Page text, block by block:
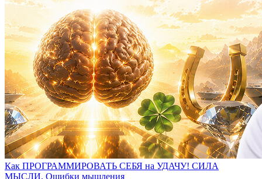
Как ПРОГРАММИРОВАТЬ СЕБЯ на УДАЧУ! СИЛА
МЫСЛИ. Ошибки мышления